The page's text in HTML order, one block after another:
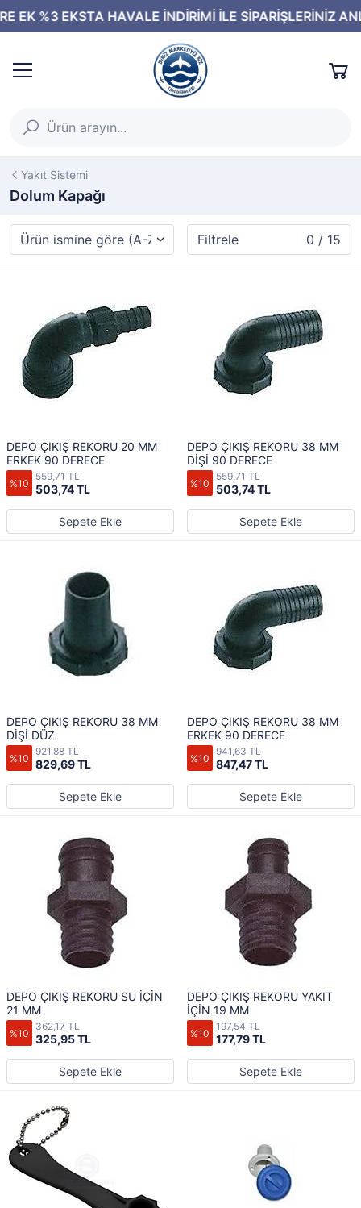
Yakıt Sistemi
Dolum Kapağı
Filtrele 0 / 15
DEPO ÇIKIŞ REKORU 20 MM
ERKEK 90 DERECE
%10 503,74 TL
559,71 TL
Sepete Ekle
DEPO ÇIKIŞ REKORU 38 MM
DİŞİ 90 DERECE
%10 503,74 TL
559,71 TL
Sepete Ekle
DEPO ÇIKIŞ REKORU 38 MM
DİŞİ DÜZ
%10 829,69 TL
921,88 TL
Sepete Ekle
DEPO ÇIKIŞ REKORU 38 MM
ERKEK 90 DERECE
%10 847,47 TL
941,63 TL
Sepete Ekle
DEPO ÇIKIŞ REKORU SU İÇİN
21 MM
%10 325,95 TL
362,17 TL
Sepete Ekle
DEPO ÇIKIŞ REKORU YAKIT
İÇİN 19 MM
%10 177,79 TL
197,54 TL
Sepete Ekle